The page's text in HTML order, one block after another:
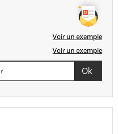
Voir un exemple
Voir un exemple